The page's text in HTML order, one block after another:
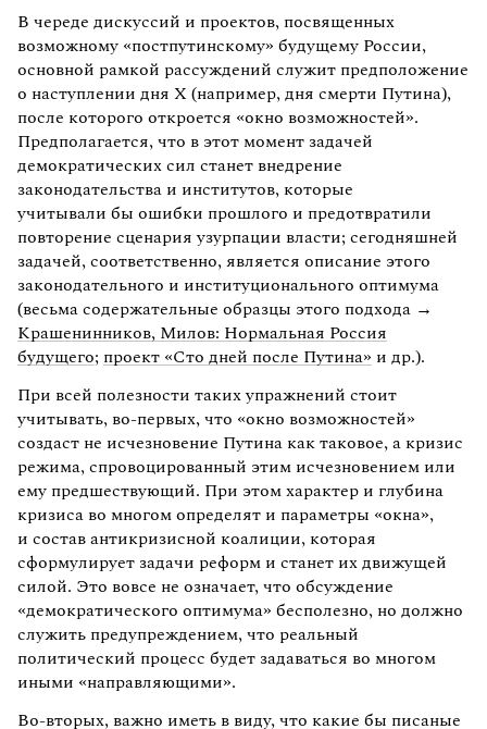
В череде дискуссий и проектов, посвященных
возможному «постпутинскому» будущему России,
основной рамкой рассуждений служит предположение
о наступлении дня X (например, дня смерти Путина),
после которого откроется «окно возможностей».
Предполагается, что в этот момент задачей
демократических сил станет внедрение
законодательства и институтов, которые
учитывали бы ошибки прошлого и предотвратили
повторение сценария узурпации власти; сегодняшней
задачей, соответственно, является описание этого
законодательного и институционального оптимума
(весьма содержательные образцы этого подхода →
Крашенинников, Милов: Нормальная Россия
будущего; проект «Сто дней после Путина» и др.).
При всей полезности таких упражнений стоит
учитывать, во-первых, что «окно возможностей»
создаст не исчезновение Путина как таковое, а кризис
режима, спровоцированный этим исчезновением или
ему предшествующий. При этом характер и глубина
кризиса во многом определят и параметры «окна»,
и состав антикризисной коалиции, которая
сформулирует задачи реформ и станет их движущей
силой. Это вовсе не означает, что обсуждение
«демократического оптимума» бесполезно, но должно
служить предупреждением, что реальный
политический процесс будет задаваться во многом
иными «направляющими».
Во-вторых, важно иметь в виду, что какие бы писаные